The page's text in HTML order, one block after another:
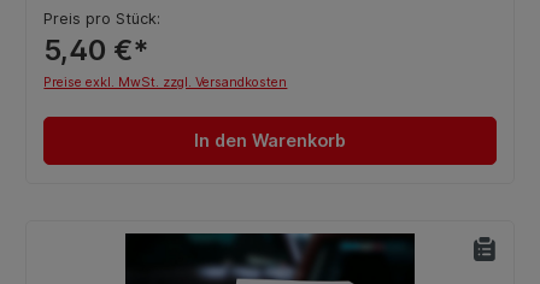
Preis pro Stück:
5,40 €*
Preise exkl. MwSt. zzgl. Versandkosten
In den Warenkorb